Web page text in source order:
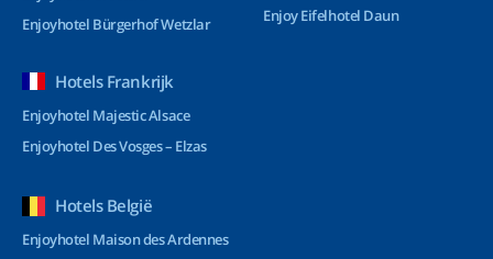
Enjoyhotel Bürgerhof Wetzlar
Enjoy Eifelhotel Daun
Hotels Frankrijk
Enjoyhotel Majestic Alsace
Enjoyhotel Des Vosges – Elzas
Hotels België
Enjoyhotel Maison des Ardennes